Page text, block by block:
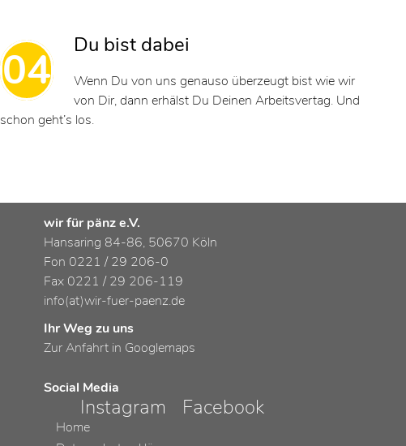
04 Du bist dabei
Wenn Du von uns genauso überzeugt bist wie wir
von Dir, dann erhälst Du Deinen Arbeitsvertag. Und
schon geht’s los.
wir für pänz e.V.
Hansaring 84-86, 50670 Köln
Fon 0221 / 29 206-0
Fax 0221 / 29 206-119
info(at)wir-fuer-paenz.de
Ihr Weg zu uns
Zur Anfahrt in Googlemaps
Social Media
Instagram Facebook
Home